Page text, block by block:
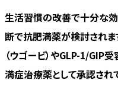
生活習慣の改善で十分な
断で抗肥満薬が検討され
（ウゴービ）やGLP-1/GIP
満症治療薬として承認され